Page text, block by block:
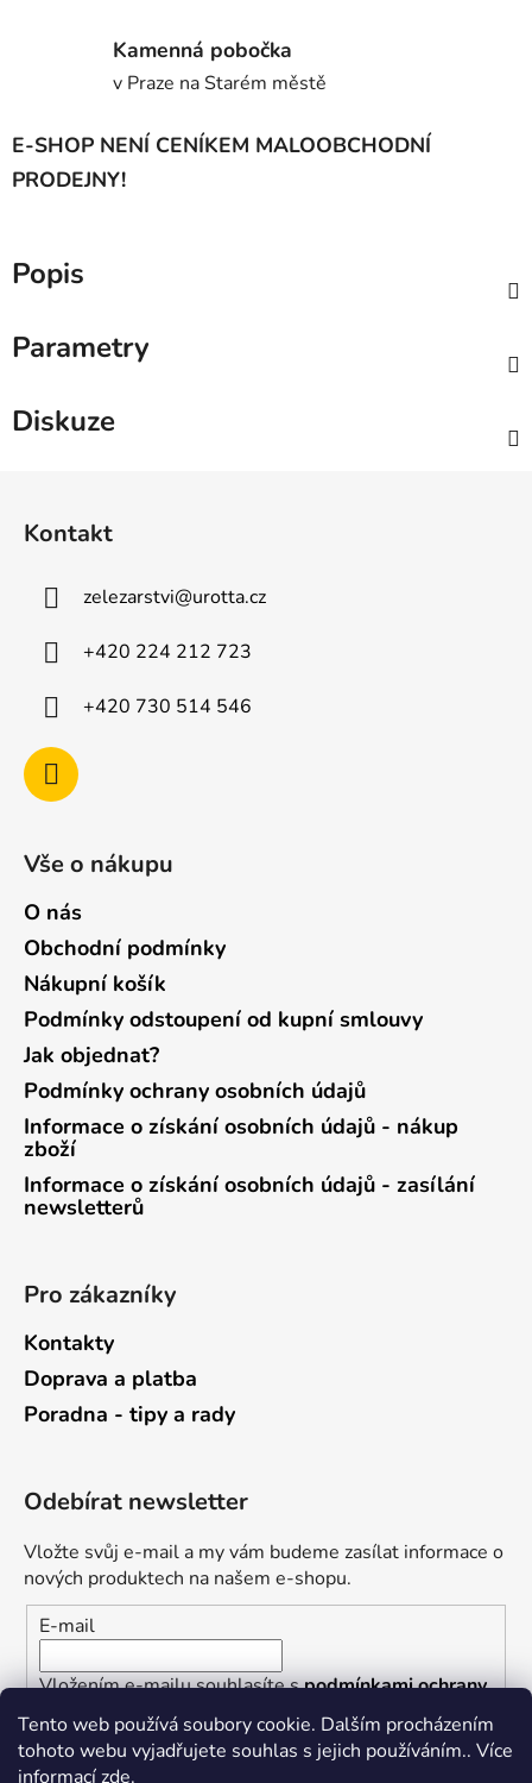
Tento web používá soubory cookie. Dalším procházením
tohoto webu vyjadřujete souhlas s jejich používáním.. Více
informacízde.
Kamenná pobočka
v Praze na Starém městě
E-SHOP NENÍ CENÍKEM MALOOBCHODNÍ
PRODEJNY!
Popis
Parametry
Diskuze
Kontakt
zelezarstvi@urotta.cz
+420 224 212 723
+420 730 514 546
Vše o nákupu
O nás
Obchodní podmínky
Nákupní košík
Podmínky odstoupení od kupní smlouvy
Jak objednat?
Podmínky ochrany osobních údajů
Informace o získání osobních údajů - nákup
zboží
Informace o získání osobních údajů - zasílání
newsletterů
Pro zákazníky
Kontakty
Doprava a platba
Poradna - tipy a rady
Odebírat newsletter
Vložte svůj e-mail a my vám budeme zasílat informace o
nových produktech na našem e-shopu.
E-mail
Vložením e-mailu souhlasíte spodmínkami ochrany
osobních údajů
PŘIHLÁSIT SE